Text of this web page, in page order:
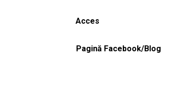
Acces
Pagină Facebook/Blog